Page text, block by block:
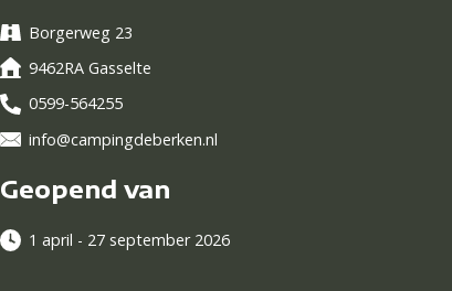
Borgerweg 23
9462RA Gasselte
0599-564255
info@campingdeberken.nl
Geopend van
1 april - 27 september 2026